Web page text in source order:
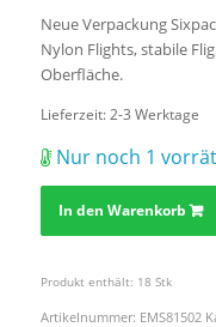
Neue Verpackung
Nylon Flights, stabile
Oberfläche.
Lieferzeit: 2-3 Werktage
Nur noch 1
In den Warenkorb
Produkt enthält: 18 Stk
Artikelnummer: EMS81502